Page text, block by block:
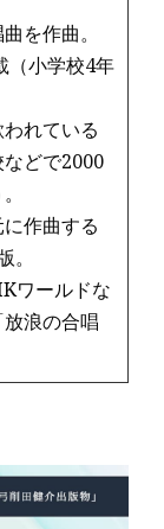
を作曲。
（小学校4年
れている
どで2000
作曲する
ワールドな
浪の合唱